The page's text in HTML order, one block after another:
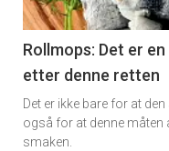
section
11
Ukens
vin
Rollmops: Det er
etter denne retten
Det er ikke bare for at
også for at denne måten
smaken.